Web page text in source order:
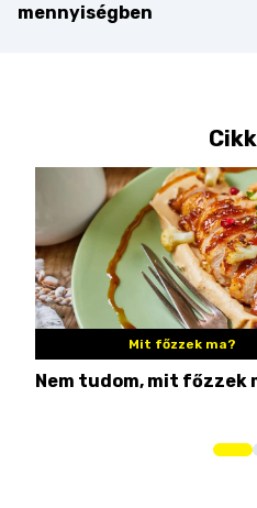
mennyiségben
Mit főzzek ma?
Nem tudom, mit főzzek